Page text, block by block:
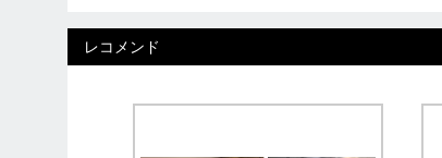
レコメンド